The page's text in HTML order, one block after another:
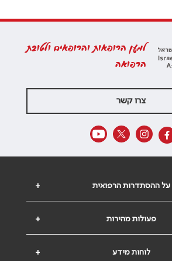
למען הרופאות והרופאים ולטובת
הרפואה
צרו קשר
+ על ההסתדרות הרפואית
+ פעולות מהירות
+ לוחות מידע